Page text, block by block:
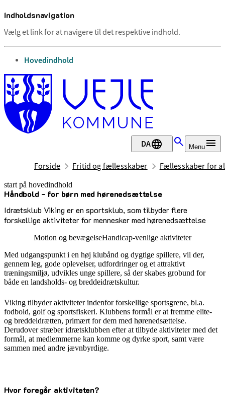
Indholdsnavigation
Vælg et link for at navigere til det respektive indhold.
gå til
Hovedindhold
DA Menu
Forside Fritid og fællesskaber Fællesskaber for
start på hovedindhold
Håndbold - for børn med høre­nedsættelse
Idrætsklub Viking er en sportsklub, som tilbyder flere
forskellige aktiviteter for mennesker med hørenedsættelse
senest opdateret 12. maj 2026
Motion og bevægelseHandicap-venlige aktiviteter
Med udgangspunkt i en høj klubånd og dygtige spillere, vil der,
gennem leg, gode oplevelser, udfordringer og et attraktivt
træningsmiljø, udvikles unge spillere, så der skabes grobund for
både en landsholds- og breddeidrætskultur.
Viking tilbyder aktiviteter indenfor forskellige sportsgrene, bl.a.
fodbold, golf og sportsfiskeri. Klubbens formål er at fremme elite-
og breddeidrætten, primært for dem med hørenedsættelse.
Derudover stræber idrætsklubben efter at tilbyde aktiviteter med det
formål, at medlemmerne kan komme og dyrke sport, samt være
sammen med andre jævnbyrdige.
Hvor foregår aktiviteten?